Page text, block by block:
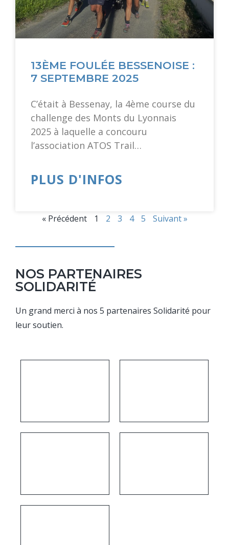
13ÈME FOULÉE BESSENOISE :
7 SEPTEMBRE 2025
C’était à Bessenay, la 4ème course du
challenge des Monts du Lyonnais
2025 à laquelle a concouru
l’association ATOS Trail…
PLUS D'INFOS
« Précédent 1 2 3 4 5 Suivant »
NOS PARTENAIRES
SOLIDARITÉ
Un grand merci à nos 5 partenaires Solidarité pour
leur soutien.